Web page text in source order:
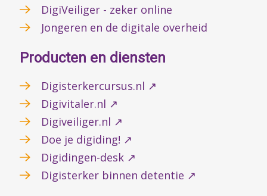
DigiVeiliger - zeker online
Jongeren en de digitale overheid
Producten en diensten
Digisterkercursus.nl ↗
Digivitaler.nl ↗
Digiveiliger.nl ↗
Doe je digiding! ↗
Digidingen-desk ↗
Digisterker binnen detentie ↗